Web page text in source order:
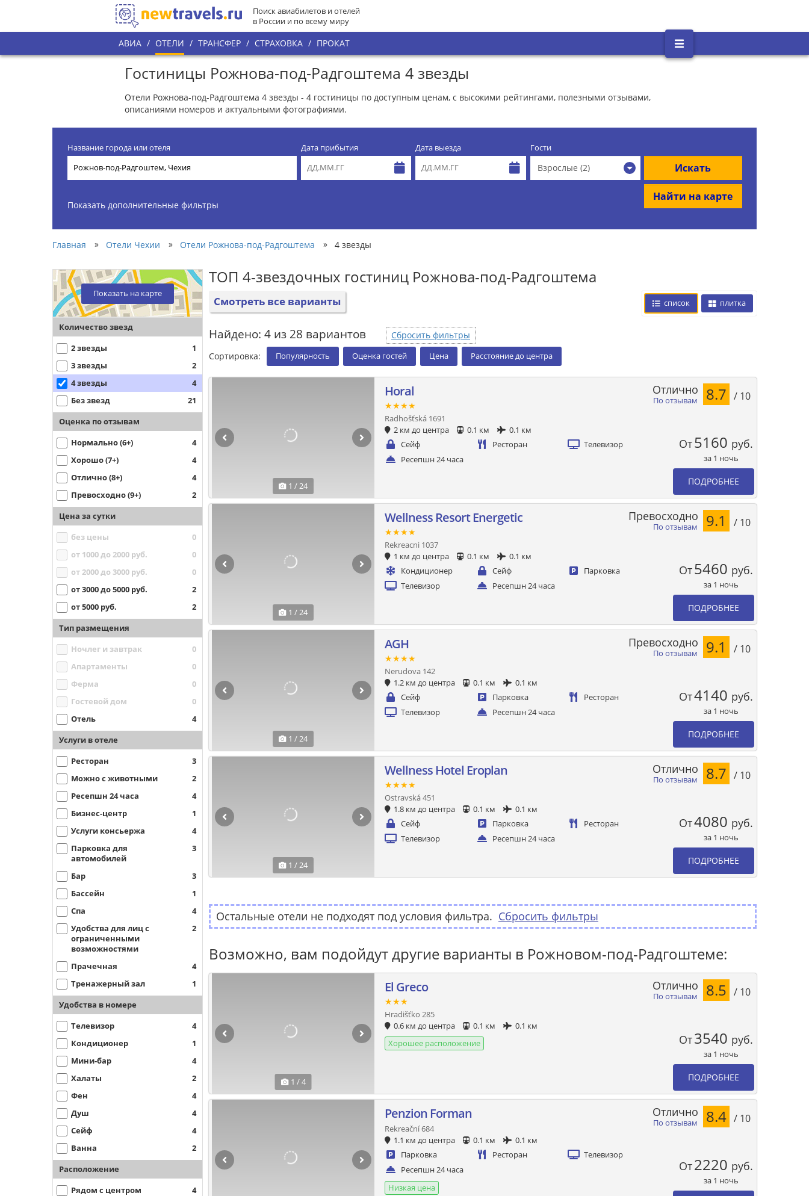
Поиск авиабилетов и отелей
в России и по всему миру
АВИА / ОТЕЛИ / ТРАНСФЕР / СТРАХОВКА / ПРОКАТ
Гостиницы Рожнова-под-Радгоштема 4 звезды
Отели Рожнова-под-Радгоштема 4 звезды - 4 гостиницы по доступным ценам, с высокими рейтингами, полезными отзывами,
описаниями номеров и актуальными фотографиями.
Название города или отеля Дата прибытия Дата выезда Гости
Взрослые (2) Искать
Найти на карте
Показать дополнительные фильтры
Главная » Отели Чехии » Отели Рожнова-под-Радгоштема » 4 звезды
Показать на карте
Количество звезд
2 звезды
1
3 звезды
2
4 звезды
4
Без звезд
21
Оценка по отзывам
Нормально (6+)
4
Хорошо (7+)
4
Отлично (8+)
4
Превосходно (9+)
2
Цена за сутки
без цены
0
от 1000 до 2000 руб.
0
от 2000 до 3000 руб.
0
от 3000 до 5000 руб.
2
от 5000 руб.
2
Тип размещения
Ночлег и завтрак
0
Апартаменты
0
Ферма
0
Гостевой дом
0
Отель
4
Услуги в отеле
Ресторан
3
Можно с животными
2
Ресепшн 24 часа
4
Бизнес-центр
1
Услуги консьержа
4
Парковка для
автомобилей
3
Бар
3
Бассейн
1
Спа
4
Удобства для лиц с
ограниченными
возможностями
2
Прачечная
4
Тренажерный зал
1
Удобства в номере
Телевизор
4
Кондиционер
1
Мини-бар
4
Халаты
2
Фен
4
Душ
4
Сейф
4
Ванна
2
Расположение
Рядом с центром 4
ТОП 4-звездочных гостиниц Рожнова-под-Радгоштема
Смотреть все варианты список плитка
Найдено: 4 из 28 вариантов
Сбросить фильтры
Сортировка:
Популярность Оценка гостей Цена Расстояние до центра
1 / 24
Horal
★★★★
Radhošťská 1691
2 км до центра
0.1 км
0.1 км
Сейф
Ресторан
Телевизор
Ресепшн 24 часа
По отзывам
Отлично 8.7 / 10
От5160 руб.
за 1 ночь
ПОДРОБНЕЕ
1 / 24
Wellness Resort Energetic
★★★★
Rekreacni 1037
1 км до центра
0.1 км
0.1 км
Кондиционер
Сейф
Парковка
Телевизор
Ресепшн 24 часа
По отзывам
Превосходно 9.1 / 10
От5460 руб.
за 1 ночь
ПОДРОБНЕЕ
1 / 24
AGH
★★★★
Nerudova 142
1.2 км до центра
0.1 км
0.1 км
Сейф
Парковка
Ресторан
Телевизор
Ресепшн 24 часа
По отзывам
Превосходно 9.1 / 10
От4140 руб.
за 1 ночь
ПОДРОБНЕЕ
1 / 24
Wellness Hotel Eroplan
★★★★
Ostravská 451
1.8 км до центра
0.1 км
0.1 км
Сейф
Парковка
Ресторан
Телевизор
Ресепшн 24 часа
По отзывам
Отлично 8.7 / 10
От4080 руб.
за 1 ночь
ПОДРОБНЕЕ
Остальные отели не подходят под условия фильтра. Сбросить фильтры
Возможно, вам подойдут другие варианты в Рожновом-под-Радгоштеме:
1 / 4
El Greco
★★★
Hradišťko 285
0.6 км до центра
0.1 км
0.1 км
Хорошее расположение
По отзывам
Отлично 8.5 / 10
От3540 руб.
за 1 ночь
ПОДРОБНЕЕ
Penzion Forman
Rekreační 684
1.1 км до центра
0.1 км
0.1 км
Парковка
Ресторан
Телевизор
Ресепшн 24 часа
Низкая цена
По отзывам
Отлично 8.4 / 10
От2220 руб.
за 1 ночь